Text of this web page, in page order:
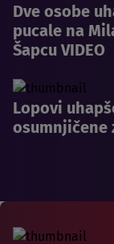
Dve osobe
pucale na
Šapcu VIDEO
Lopovi
osumnjičene